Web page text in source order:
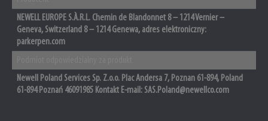
NEWELL EUROPE S.À.R.L. Chemin de Blandonnet 8 – 1214 Vernier –
Geneva, Switzerland 8 – 1214 Genewa, adres elektroniczny:
parkerpen.com
Newell Poland Services Sp. Z.o.o. Plac Andersa 7, Poznan 61-894, Poland
61-894 Poznań 46091985 Kontakt E-mail: SAS.Poland@newellco.com